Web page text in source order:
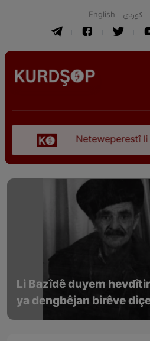
English كوردی
Neteweperestî li
Li Bazîdê duyem
ya dengbêjan birêve